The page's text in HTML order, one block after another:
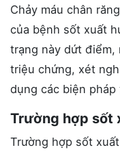
Chảy máu chân
của bệnh sốt xuất
trạng này dứt điểm,
triệu chứng, xét
dụng các biện
Trường hợp sốt
Trường hợp sốt